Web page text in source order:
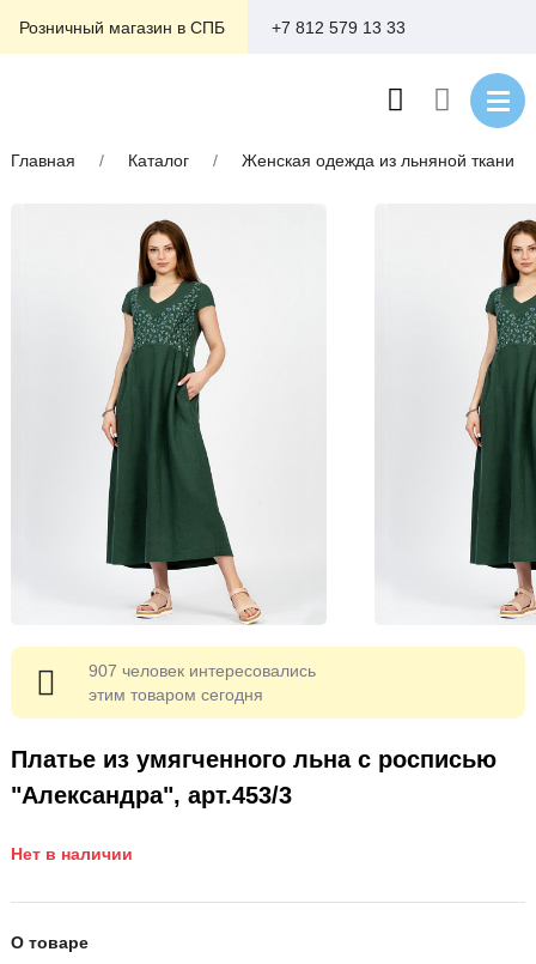
Розничный магазин в СПБ +7 812 579 13 33
Главная / Каталог / Женская одежда из льняной ткани
Платье из умягченного льна с росписью
"Александра", арт.453/3
Нет в наличии
О товаре
907 человек интересовались
этим товаром сегодня